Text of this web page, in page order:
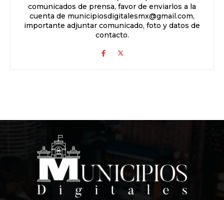
comunicados de prensa, favor de enviarlos a la
cuenta de municipiosdigitalesmx@gmail.com,
importante adjuntar comunicado, foto y datos de
contacto.